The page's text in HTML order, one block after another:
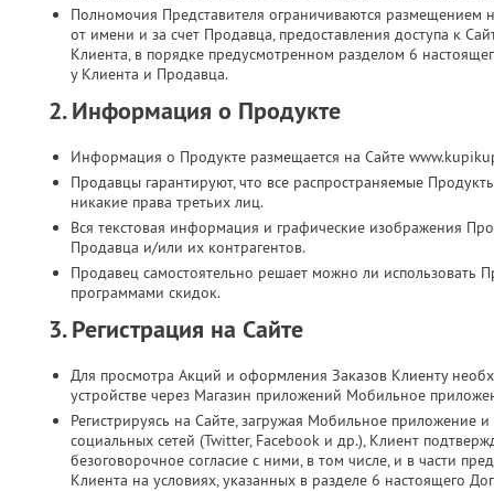
Полномочия Представителя ограничиваются
от имени и за счет Продавца, предоставления доступа к
Клиента, в порядке предусмотренном разделом 6
у Клиента и Продавца.
2. Информация о Продукте
Информация о Продукте размещается на Сайте
Продавцы гарантируют, что все распространяемые
никакие права третьих лиц.
Вся текстовая информация и графические изображения
Продавца и/или их контрагентов.
Продавец самостоятельно решает можно ли
программами скидок.
3. Регистрация на Сайте
Для просмотра Акций и оформления Заказов Клиенту
устройстве через Магазин приложений Мобильное
Регистрируясь на Сайте, загружая Мобильное приложение
социальных сетей (Twitter, Facebook и др.), Клиент
безоговорочное согласие с ними, в том числе, и в части
Клиента на условиях, указанных в разделе 6 настоящего